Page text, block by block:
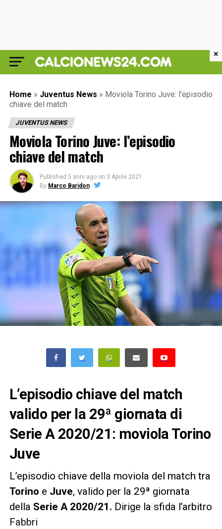
Home » Juventus News » Moviola Torino Juve: l’episodio
chiave del match
JUVENTUS NEWS
Moviola Torino Juve: l’episodio
chiave del match
Published 5 anni ago on 3 Aprile 2021
By Marco Baridon
L’episodio chiave del match
valido per la 29ª giornata di
Serie A 2020/21: moviola Torino
Juve
L’episodio chiave della moviola del match tra
Torino e Juve, valido per la 29ª giornata
della Serie A 2020/21 . Dirige la sfida l’arbitro
Fabbri
×